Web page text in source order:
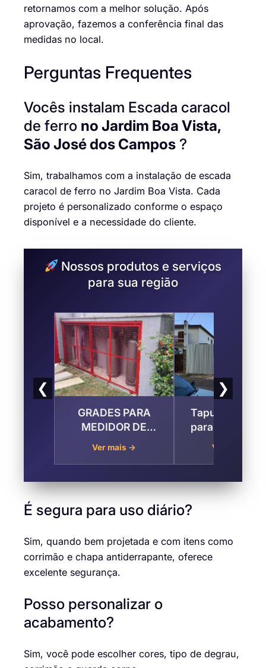
retornamos com a melhor solução. Após
aprovação, fazemos a conferência final das
medidas no local.
Perguntas Frequentes
Vocês instalam Escada caracol
de ferro no Jardim Boa Vista,
São José dos Campos ?
Sim, trabalhamos com a instalação de escada
caracol de ferro no Jardim Boa Vista. Cada
projeto é personalizado conforme o espaço
disponível e a necessidade do cliente.
Nossos produtos e serviços
para sua região
❮
GRADES PARA
MEDIDOR DE
ÁGUA, LUZ E GÁS
no Jardim Boa
dos Campos
Ver mais →
Tapume
para
Ver mais →
❯
É segura para uso diário?
Sim, quando bem projetada e com itens como
corrimão e chapa antiderrapante, oferece
excelente segurança.
Posso personalizar o
acabamento?
Sim, você pode escolher cores, tipo de degrau,